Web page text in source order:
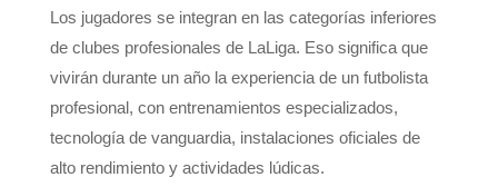
Los jugadores se integran en las categorías inferiores
de clubes profesionales de LaLiga. Eso significa que
vivirán durante un año la experiencia de un futbolista
profesional, con entrenamientos especializados,
tecnología de vanguardia, instalaciones oficiales de
alto rendimiento y actividades lúdicas.